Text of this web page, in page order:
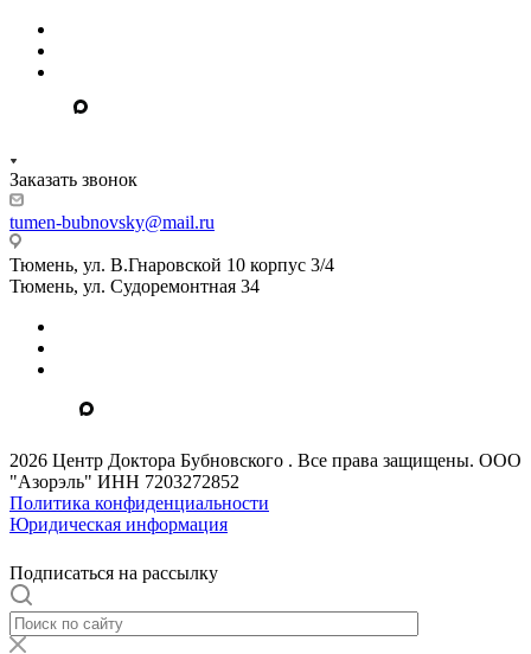
Заказать звонок
tumen-bubnovsky@mail.ru
Тюмень, ул. В.Гнаровской 10 корпус 3/4
Тюмень, ул. Судоремонтная 34
2026 Центр Доктора Бубновского . Все права защищены. ООО
"Азорэль" ИНН 7203272852
Политика конфиденциальности
Юридическая информация
Подписаться на рассылку